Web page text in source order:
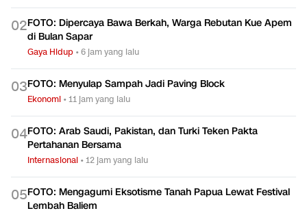
02FOTO: Dipercaya Bawa Berkah, Warga Rebutan Kue Apem
di Bulan Sapar
Gaya Hidup •6 jam yang lalu
03FOTO: Menyulap Sampah Jadi Paving Block
Ekonomi •11 jam yang lalu
04FOTO: Arab Saudi, Pakistan, dan Turki Teken Pakta
Pertahanan Bersama
Internasional •12 jam yang lalu
05FOTO: Mengagumi Eksotisme Tanah Papua Lewat Festival
Lembah Baliem